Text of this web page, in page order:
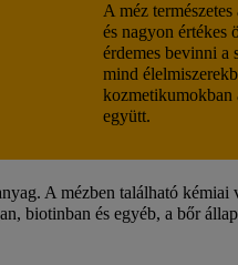
A méz
és nagyon értékes
érdemes bevinni a
mind
kozmetikumokban
együtt.
A mézben található kémiai
biotinban és egyéb, a bőr